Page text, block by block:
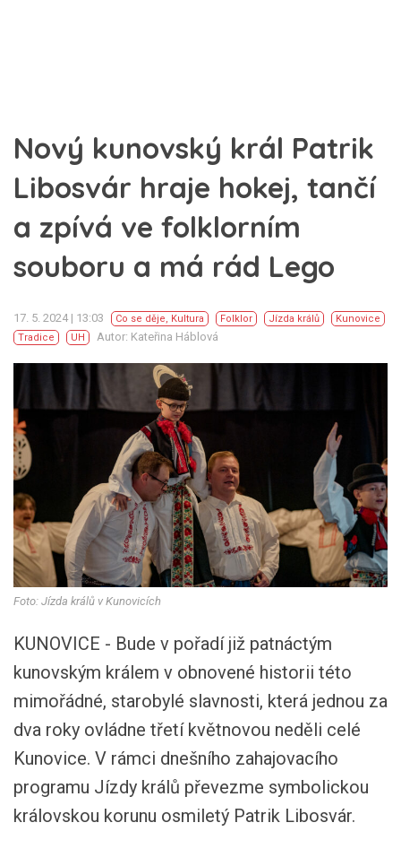
Nový kunovský král Patrik
Libosvár hraje hokej, tančí
a zpívá ve folklorním
souboru a má rád Lego
17. 5. 2024 | 13:03 Co se děje, Kultura Folklor Jízda králů
Kunovice
Tradice
UH Autor: Kateřina Háblová
Foto: Jízda králů v Kunovicích
KUNOVICE - Bude v pořadí již patnáctým
kunovským králem v obnovené historii této
mimořádné, starobylé slavnosti, která jednou za
dva roky ovládne třetí květnovou neděli celé
Kunovice. V rámci dnešního zahajovacího
programu Jízdy králů převezme symbolickou
královskou korunu osmiletý Patrik Libosvár.